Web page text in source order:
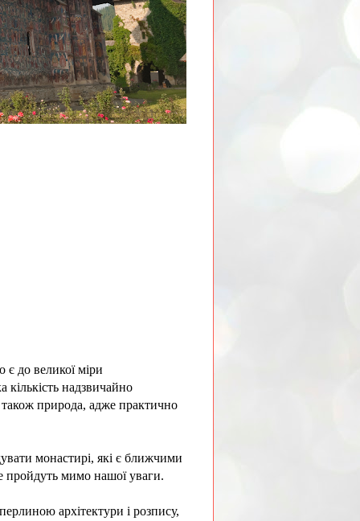
до великої міри
надзвичайно
природа, адже практично
монастирі, які є ближчими
пройдуть мимо нашої уваги.
архітектури і розпису,